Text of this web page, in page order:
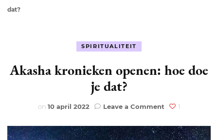
dat?
SPIRITUALITEIT
Akasha kronieken openen: hoe doe
je dat?
on 10 april 2022 Leave a Commenton
kronieken
openen:
1